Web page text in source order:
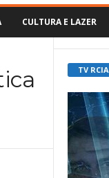
CULTURA E LAZER
TV RCIA